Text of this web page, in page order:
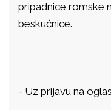
pripadnice romske
beskućnice.
- Uz prijavu na